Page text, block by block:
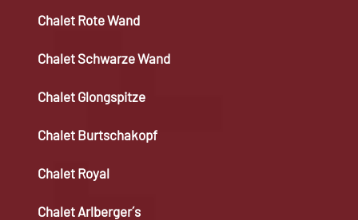
Chalet Rote Wand
Chalet Schwarze Wand
Chalet Glongspitze
Chalet Burtschakopf
Chalet Royal
Chalet Arlberger´s